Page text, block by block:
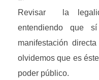
Revisar  la
entendiendo que
manifestación
olvidemos que es
poder público.